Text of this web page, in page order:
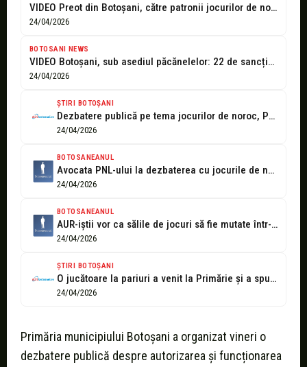
VIDEO Preot din Botoșani, către patronii jocurilor de noroc: Dacă vreți să...
24/04/2026
BOTOSANI NEWS
VIDEO Botoșani, sub asediul păcănelelor: 22 de sancțiuni și dosare penale într-o...
24/04/2026
ȘTIRI BOTOȘANI
Dezbatere publică pe tema jocurilor de noroc, Prefectul intenționează să atace în...
24/04/2026
BOTOSANEANUL
Avocata PNL-ului la dezbaterea cu jocurile de noroc: Zeci de amenzi și...
24/04/2026
BOTOSANEANUL
AUR-iștii vor ca sălile de jocuri să fie mutate într-un „mall” la...
24/04/2026
ȘTIRI BOTOȘANI
O jucătoare la pariuri a venit la Primărie și a spus care...
24/04/2026
Primăria municipiului Botoșani a organizat vineri o
dezbatere publică despre autorizarea și funcționarea